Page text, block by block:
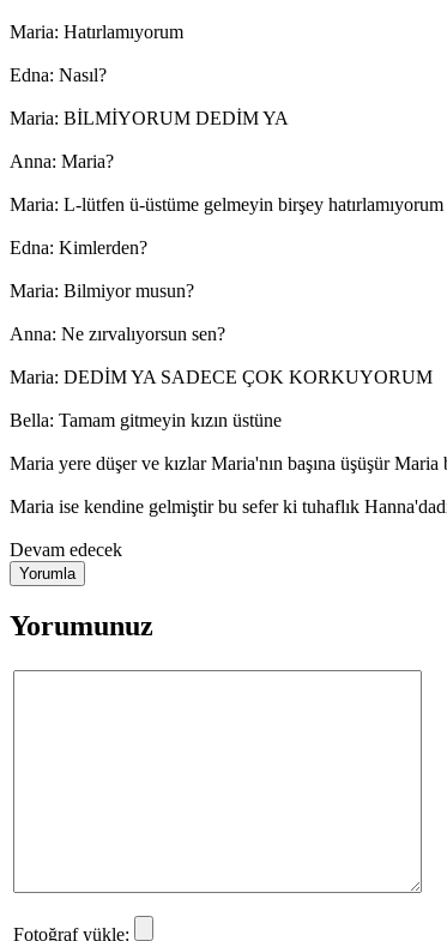
Maria: Hatırlamıyorum
Edna: Nasıl?
Maria: BİLMİYORUM DEDİM YA
Anna: Maria?
Maria: L-lütfen ü-üstüme gelmeyin birşey
Edna: Kimlerden?
Maria: Bilmiyor musun?
Anna: Ne zırvalıyorsun sen?
Maria: DEDİM YA SADECE ÇOK KORKUYORUM
Bella: Tamam gitmeyin kızın üstüne
Maria yere düşer ve kızlar Maria'nın başına üşüşür
Maria ise kendine gelmiştir bu sefer ki tuhaflık
Devam edecek
Yorumunuz
Fotoğraf yükle: